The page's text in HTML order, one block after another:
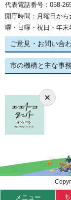
メニュー
代表電話番号：058-
開庁時間：月曜日か
曜・日曜・祝日・年末
ご意見・お問い合
市の機構と主な事務